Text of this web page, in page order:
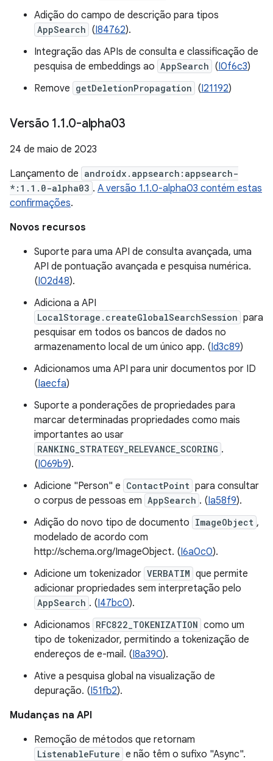
Adição do campo de descrição para tipos
AppSearch (I84762).
Integração das APIs de consulta e classificação de
pesquisa de embeddings ao AppSearch (I0f6c3)
Remove getDeletionPropagation (I21192)
Versão 1.1.0-alpha03
24 de maio de 2023
Lançamento de androidx.appsearch:appsearch-
*:1.1.0-alpha03 . A versão 1.1.0-alpha03 contém estas
confirmações.
Novos recursos
Suporte para uma API de consulta avançada, uma
API de pontuação avançada e pesquisa numérica.
(I02d48).
Adiciona a API
LocalStorage.createGlobalSearchSession para
pesquisar em todos os bancos de dados no
armazenamento local de um único app. (Id3c89)
Adicionamos uma API para unir documentos por ID
(Iaecfa)
Suporte a ponderações de propriedades para
marcar determinadas propriedades como mais
importantes ao usar
RANKING_STRATEGY_RELEVANCE_SCORING .
(I069b9).
Adicione "Person" e ContactPoint para consultar
o corpus de pessoas em AppSearch . (Ia58f9).
Adição do novo tipo de documento ImageObject ,
modelado de acordo com
http://schema.org/ImageObject. (I6a0c0).
Adicione um tokenizador VERBATIM que permite
adicionar propriedades sem interpretação pelo
AppSearch . (I47bc0).
Adicionamos RFC822_TOKENIZATION como um
tipo de tokenizador, permitindo a tokenização de
endereços de e-mail. (I8a390).
Ative a pesquisa global na visualização de
depuração. (I51fb2).
Mudanças na API
Remoção de métodos que retornam
ListenableFuture e não têm o sufixo "Async".